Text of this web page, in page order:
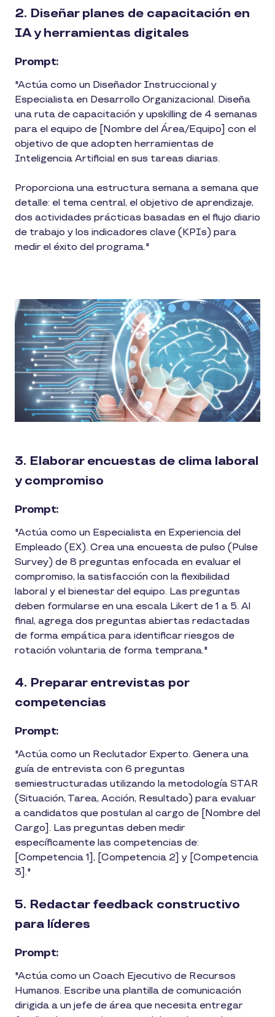
2. Diseñar planes de capacitación en
IA y herramientas digitales
Prompt:
"Actúa como un Diseñador Instruccional y
Especialista en Desarrollo Organizacional. Diseña
una ruta de capacitación y upskilling de 4 semanas
para el equipo de [Nombre del Área/Equipo] con el
objetivo de que adopten herramientas de
Inteligencia Artificial en sus tareas diarias.
Proporciona una estructura semana a semana que
detalle: el tema central, el objetivo de aprendizaje,
dos actividades prácticas basadas en el flujo diario
de trabajo y los indicadores clave (KPIs) para
medir el éxito del programa."
3. Elaborar encuestas de clima laboral
y compromiso
Prompt:
"Actúa como un Especialista en Experiencia del
Empleado (EX). Crea una encuesta de pulso (Pulse
Survey) de 8 preguntas enfocada en evaluar el
compromiso, la satisfacción con la flexibilidad
laboral y el bienestar del equipo. Las preguntas
deben formularse en una escala Likert de 1 a 5. Al
final, agrega dos preguntas abiertas redactadas
de forma empática para identificar riesgos de
rotación voluntaria de forma temprana."
4. Preparar entrevistas por
competencias
Prompt:
"Actúa como un Reclutador Experto. Genera una
guía de entrevista con 6 preguntas
semiestructuradas utilizando la metodología STAR
(Situación, Tarea, Acción, Resultado) para evaluar
a candidatos que postulan al cargo de [Nombre del
Cargo]. Las preguntas deben medir
específicamente las competencias de:
[Competencia 1], [Competencia 2] y [Competencia
3]."
5. Redactar feedback constructivo
para líderes
Prompt:
"Actúa como un Coach Ejecutivo de Recursos
Humanos. Escribe una plantilla de comunicación
dirigida a un jefe de área que necesita entregar